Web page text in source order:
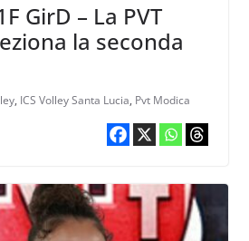
GirD – La PVT
la seconda
, ICS Volley Santa Lucia, Pvt Modica